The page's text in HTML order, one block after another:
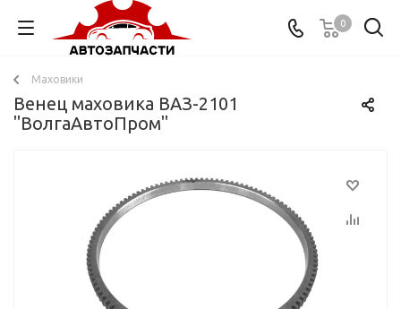
0
Маховики
Венец маховика ВАЗ-2101
"ВолгаАвтоПром"